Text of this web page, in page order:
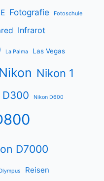
Fotografie Fotoschule
Infrarot
La Palma Las Vegas
Nikon Nikon 1
D300 Nikon D600
D7000
Reisen